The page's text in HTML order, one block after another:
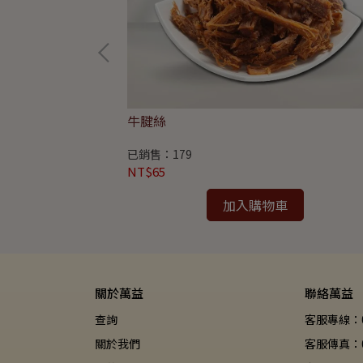
牛腱絲
已銷售：179
NT$65
加入購物車
關於萬益
查詢
關於我們
聯絡萬益
客服專線
客服傳真